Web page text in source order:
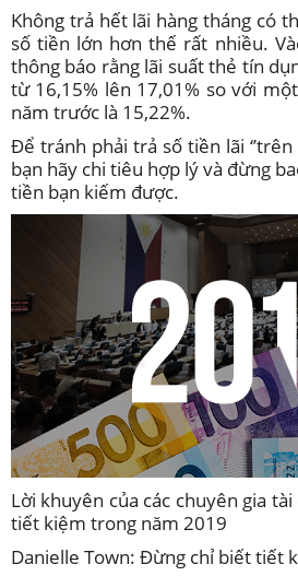
Không trả hết lãi hàng tháng có
số tiền lớn hơn thế rất nhiều.
thông báo rằng lãi suất thẻ tín
từ 16,15% lên 17,01% so với
năm trước là 15,22%.
Để tránh phải trả số tiền lãi ‘’trên
bạn hãy chi tiêu hợp lý và đừng
tiền bạn kiếm được.
Lời khuyên của các chuyên gia
tiết kiệm trong năm 2019
Danielle Town: Đừng chỉ biết tiết